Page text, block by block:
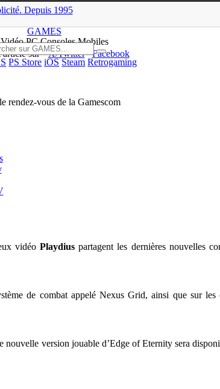
licité. Depuis 1995
GAMES
PC Consoles Mobiles
PS Store iOS Steam Retrogaming
article sur X/Twitter
Facebook
rendez-vous de la Gamescom
vidéoPlaydius partagent les dernières nouvelles
de combat appelé Nexus Grid, ainsi que sur
version jouable d’Edge of Eternity sera